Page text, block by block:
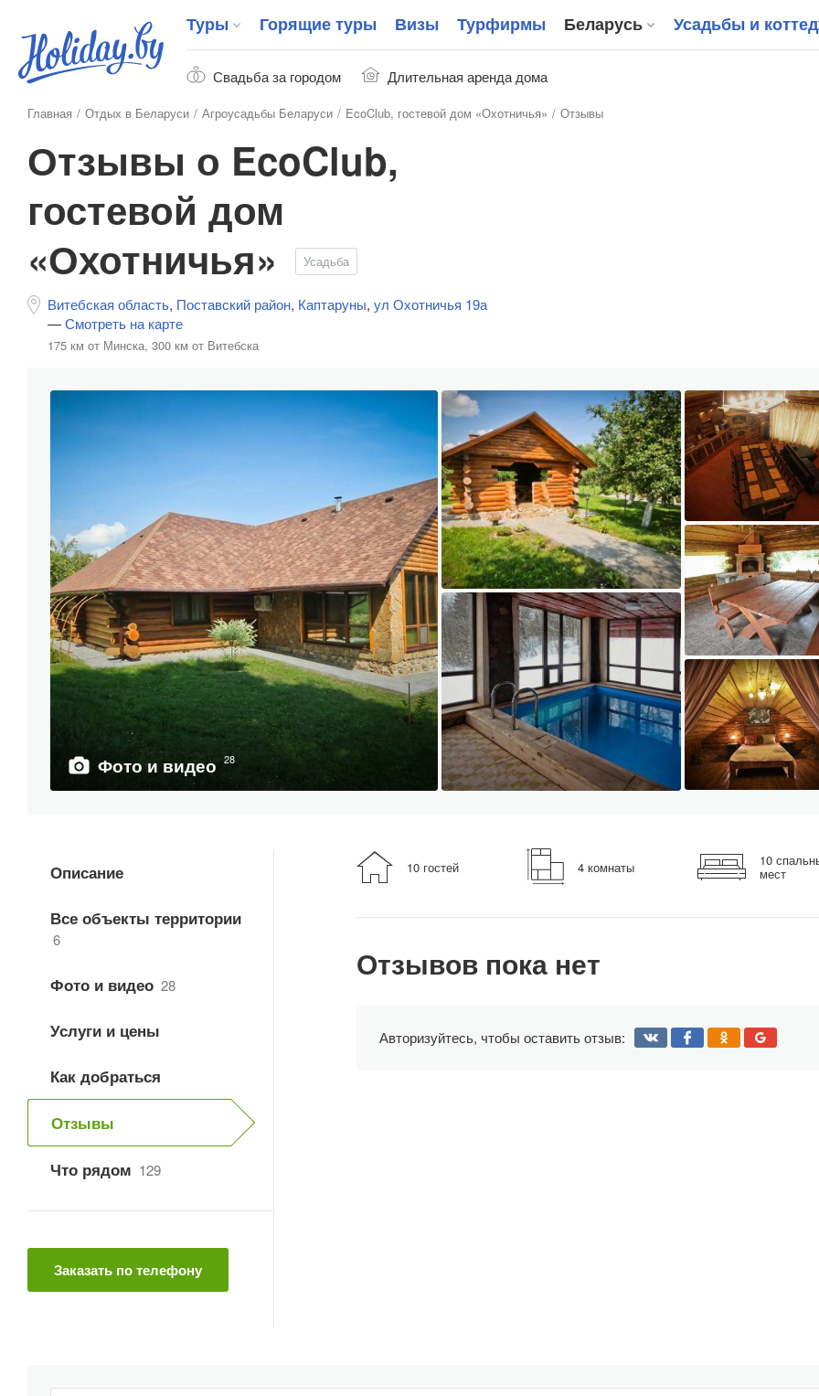
Свадьба за городом Длительная аренда дома
Туры Горящие туры Визы Турфирмы Беларусь Усадьбы и
Главная Отдых в Беларуси Агроусадьбы Беларуси EcoClub, гостевой дом «Охотничья» Отзывы
Отзывы о EcoClub,
гостевой дом
«Охотничья»
Усадьба
Витебская область, Поставский район, Каптаруны, ул Охотничья 19а
—Смотреть на карте
175 км от Минска, 300 км от Витебска
Фото и видео 28
Описание
Все объекты территории
6
Фото и видео 28
Услуги и цены
Как добраться
Отзывы
Что рядом 129
Заказать по телефону
10 гостей 4 комнаты 10
мест
Отзывов пока нет
Авторизуйтесь, чтобы оставить отзыв: